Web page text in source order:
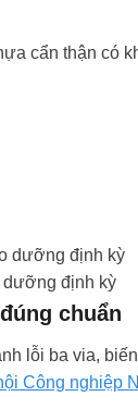
cẩn thận có
dưỡng định kỳ
chuẩn
lỗi ba via,
Công nghiệp